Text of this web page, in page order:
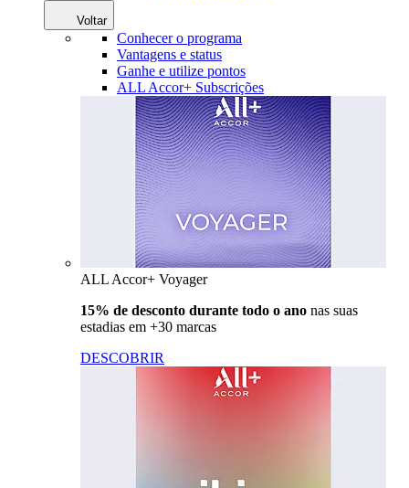
Voltar
Conhecer o programa
Vantagens e status
Ganhe e utilize pontos
ALL Accor+ Subscrições
ALL Accor+ Voyager
15% de desconto durante todo o ano nas suas
estadias em +30 marcas
DESCOBRIR